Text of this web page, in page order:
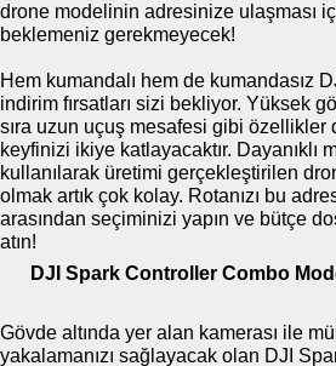
drone modelinin adresinize ulaşması
beklemeniz gerekmeyecek!
Hem kumandalı hem de kumandasız
indirim fırsatları sizi bekliyor. Yüksek
sıra uzun uçuş mesafesi gibi özellikler
keyfinizi ikiye katlayacaktır. Dayanıklı
kullanılarak üretimi gerçekleştirilen
olmak artık çok kolay. Rotanızı bu
arasından seçiminizi yapın ve bütçe
atın!
DJI Spark Controller Combo
Gövde altında yer alan kamerası ile
yakalamanızı sağlayacak olan DJI